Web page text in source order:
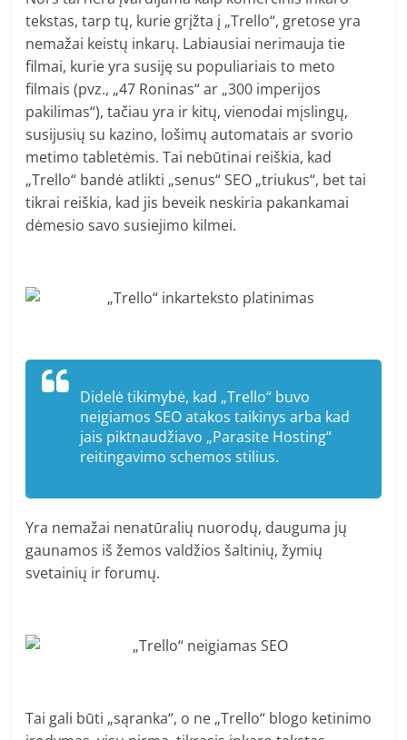
tekstas, tarp tų, kurie grįžta į „Trello“, gretose yra
nemažai keistų inkarų. Labiausiai nerimauja tie
filmai, kurie yra susiję su populiariais to meto
filmais (pvz., „47 Roninas“ ar „300 imperijos
pakilimas“), tačiau yra ir kitų, vienodai mįslingų,
susijusių su kazino, lošimų automatais ar svorio
metimo tabletėmis. Tai nebūtinai reiškia, kad
„Trello“ bandė atlikti „senus“ SEO „triukus“, bet tai
tikrai reiškia, kad jis beveik neskiria pakankamai
dėmesio savo susiejimo kilmei.
Didelė tikimybė, kad „Trello“ buvo
neigiamos SEO atakos taikinys arba kad
jais piktnaudžiavo „Parasite Hosting“
reitingavimo schemos stilius.
Yra nemažai nenatūralių nuorodų, dauguma jų
gaunamos iš žemos valdžios šaltinių, žymių
svetainių ir forumų.
Tai gali būti „sąranka“, o ne „Trello“ blogo ketinimo